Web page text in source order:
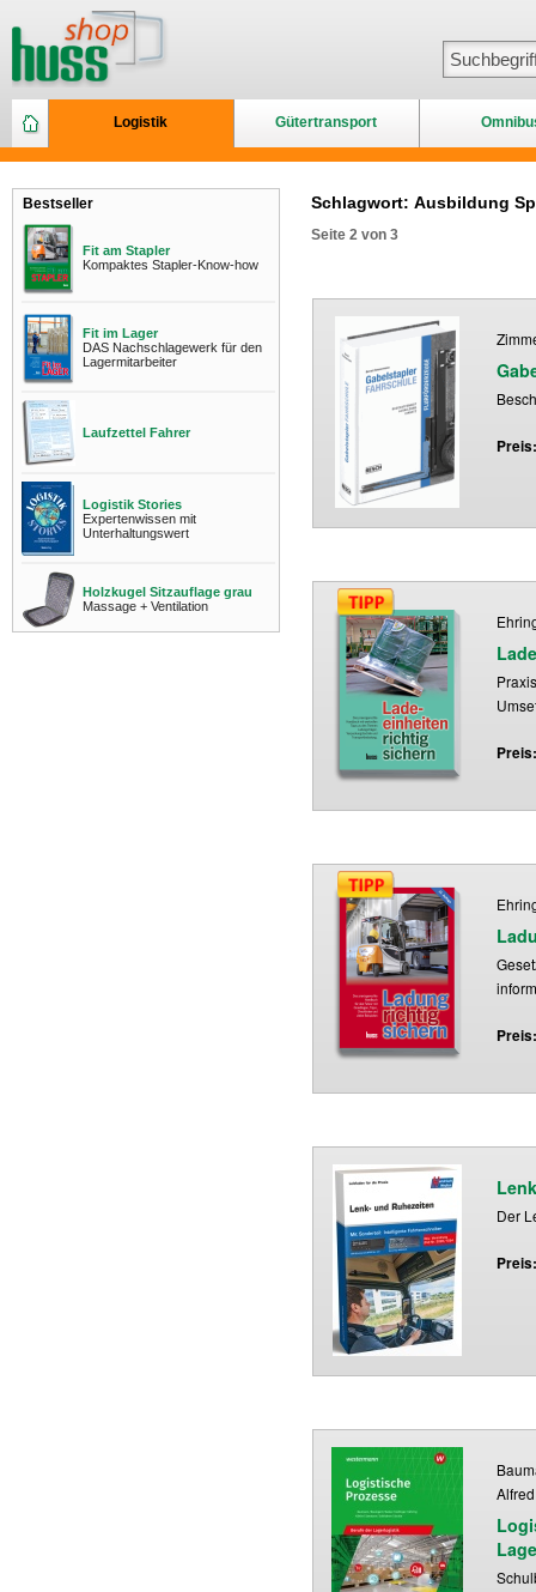
Logistik Gütertransport
Bestseller
Fit am Stapler
Kompaktes Stapler-Know-how
Fit im Lager
DAS Nachschlagewerk für den
Lagermitarbeiter
Laufzettel Fahrer
Logistik Stories
Expertenwissen mit
Unterhaltungswert
Holzkugel Sitzauflage grau
Massage + Ventilation
Schlagwort: Ausbildung
Seite 2 von 3
Der